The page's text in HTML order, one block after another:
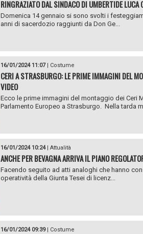
RINGRAZIATO DAL SINDACO DI UMBERTIDE LUCA
Domenica 14 gennaio si sono svolti i
anni di sacerdozio raggiunti da Don Ge...
16/01/2024 11:07| Costume
CERI A STRASBURGO: LE PRIME IMMAGINI DEL
VIDEO
Ecco le prime immagini del montaggio dei Ceri
Parlamento Europeo a Strasburgo. Nella tarda
16/01/2024 10:24| Attualità
ANCHE PER BEVAGNA ARRIVA IL PIANO
Facendo seguito ad atti analoghi che hanno
operatività della Giunta Tesei di licenz...
16/01/2024 09:39| Costume